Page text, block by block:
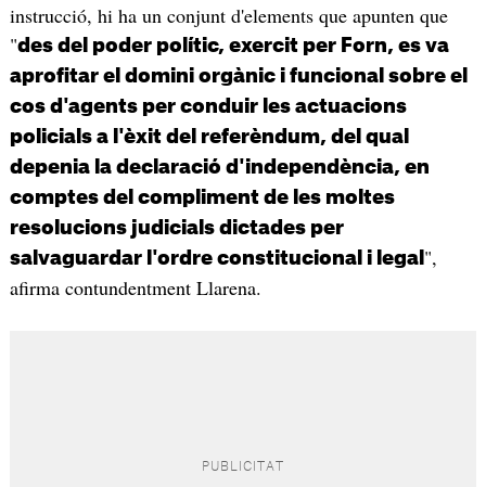
instrucció, hi ha un conjunt d'elements que apunten que
"des del poder polític, exercit per Forn, es va
aprofitar el domini orgànic i funcional sobre el
cos d'agents per conduir les actuacions
policials a l'èxit del referèndum, del qual
depenia la declaració d'independència, en
comptes del compliment de les moltes
resolucions judicials dictades per
salvaguardar l'ordre constitucional i legal ",
afirma contundentment Llarena.